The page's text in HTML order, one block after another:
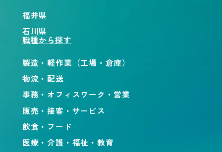
福井県
石川県
職種から探す
製造・軽作業（工場・倉庫）
物流・配送
事務・オフィスワーク・営業
販売・接客・サービス
飲食・フード
医療・介護・福祉・教育